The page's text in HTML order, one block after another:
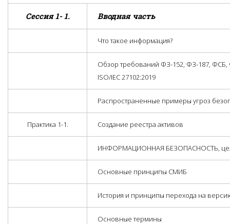
Сессия 1- 1. Вводная часть
Что такое информация?
Обзор требований ФЗ-152, ФЗ-187, ФСБ,
ISO/IEC 27102:2019
Распространенные примеры угроз
Практика 1-1. Создание реестра активов
ИНФОРМАЦИОННАЯ БЕЗОПАСНОСТЬ,
Основные принципы СМИБ
История и принципы перехода на
Основные термины